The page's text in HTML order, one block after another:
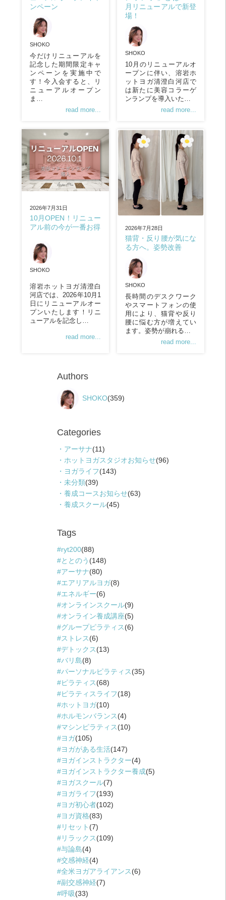
ンペーン
SHOKO
今だけリニューアルを
記念した期間限定キャ
ンペーンを実施中で
す！今入会すると、リ
ニューアルオープン
ま…
read more...
月リニューアルで新登
場！
SHOKO
10月のリニューアルオ
ープンに伴い、溶岩ホ
ットヨガ清澄白河店で
は新たに美容コラーゲ
ンランプを導入いた…
read more...
2026年7月31日
10月OPEN！リニュー
アル前の今が一番お得
SHOKO
溶岩ホットヨガ清澄白
河店では、2026年10月1
日にリニューアルオー
プンいたします！リニ
ューアルを記念し…
read more...
2026年7月28日
猫背・反り腰が気にな
る方へ。姿勢改善
SHOKO
長時間のデスクワーク
やスマートフォンの使
用により、猫背や反り
腰に悩む方が増えてい
ます。姿勢が崩れる…
read more...
Authors
SHOKO(359)
Categories
アーサナ(11)
ホットヨガスタジオお知らせ(96)
ヨガライフ(143)
未分類(39)
養成コースお知らせ(63)
養成スクール(45)
Tags
ryt200(88)
ととのう (148)
アーサナ(80)
エアリアルヨガ(8)
エネルギー(6)
オンラインスクール(9)
オンライン養成講座(5)
グループピラティス(6)
ストレス(6)
デトックス(13)
バリ島(8)
パーソナルピラティス(35)
ピラティス(68)
ピラティスライフ(18)
ホットヨガ(10)
ホルモンバランス(4)
マシンピラティス(10)
ヨガ(105)
ヨガがある生活(147)
ヨガインストラクター(4)
ヨガインストラクター養成(5)
ヨガスクール(7)
ヨガライフ(193)
ヨガ初心者(102)
ヨガ資格(83)
リセット (7)
リラックス(109)
与論島(4)
交感神経(4)
全米ヨガアライアンス(6)
副交感神経(7)
呼吸(33)